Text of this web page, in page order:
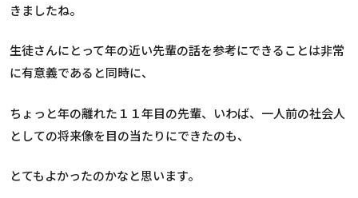
きましたね。
生徒さんにとって年の近い先輩の話を参考にできることは非常
に有意義であると同時に、
ちょっと年の離れた１１年目の先輩、いわば、一人前の社会人
としての将来像を目の当たりにできたのも、
とてもよかったのかなと思います。